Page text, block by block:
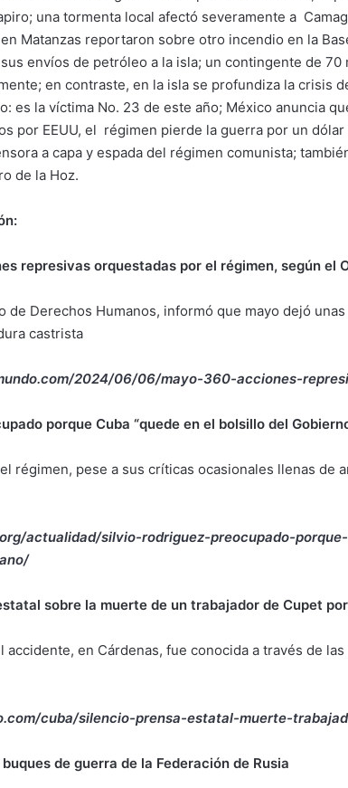
una tormenta local afectó severamente a
Matanzas reportaron sobre otro incendio en la
envíos de petróleo a la isla; un contingente de 70
en contraste, en la isla se profundiza la crisis
es la víctima No. 23 de este año; México anuncia
por EEUU, el régimen pierde la guerra por un
a capa y espada del régimen comunista;
de la Hoz.
represivas orquestadas por el régimen, según el
de Derechos Humanos, informó que mayo dejó
castrista
2024/06/06/mayo-360-acciones-
porque Cuba “quede en el bolsillo del
régimen, pese a sus críticas ocasionales llenas de
actualidad/silvio-rodriguez-preocupado-
sobre la muerte de un trabajador de Cupet
accidente, en Cárdenas, fue conocida a través de
cuba/silencio-prensa-estatal-muerte-
de guerra de la Federación de Rusia